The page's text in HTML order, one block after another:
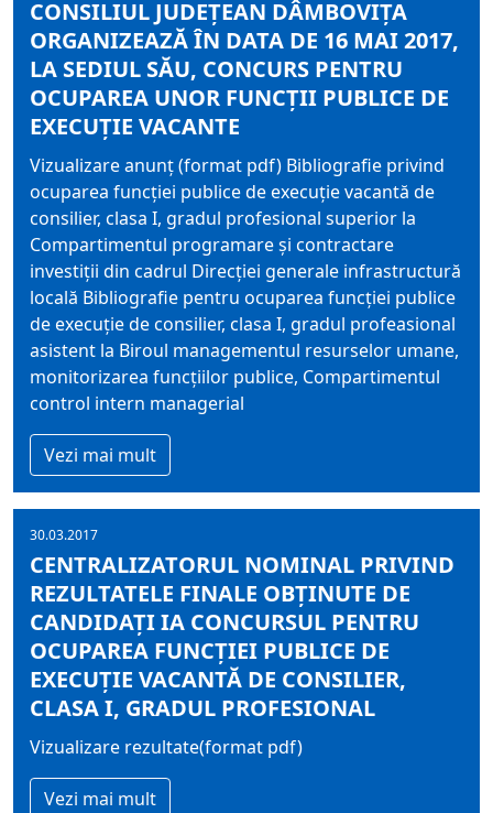
CONSILIUL JUDEŢEAN DÂMBOVIŢA
ORGANIZEAZĂ ÎN DATA DE 16 MAI 2017,
LA SEDIUL SĂU, CONCURS PENTRU
OCUPAREA UNOR FUNCŢII PUBLICE DE
EXECUŢIE VACANTE
Vizualizare anunț (format pdf) Bibliografie privind
ocuparea funcției publice de execuție vacantă de
consilier, clasa I, gradul profesional superior la
Compartimentul programare și contractare
investiții din cadrul Direcției generale infrastructură
locală Bibliografie pentru ocuparea funcției publice
de execuție de consilier, clasa I, gradul profeasional
asistent la Biroul managementul resurselor umane,
monitorizarea funcțiilor publice, Compartimentul
control intern managerial
Vezi mai mult
30.03.2017
CENTRALIZATORUL NOMINAL PRIVIND
REZULTATELE FINALE OBŢINUTE DE
CANDIDAŢI IA CONCURSUL PENTRU
OCUPAREA FUNCŢIEI PUBLICE DE
EXECUŢIE VACANTĂ DE CONSILIER,
CLASA I, GRADUL PROFESIONAL
Vizualizare rezultate(format pdf)
Vezi mai mult